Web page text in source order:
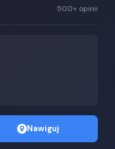
500+ opinii
Nawiguj